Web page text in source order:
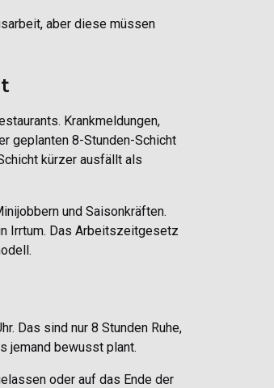
aber diese müssen
Krankmeldungen,
geplanten 8-Stunden-Schicht
kürzer ausfällt als
und Saisonkräften.
Irrtum. Das Arbeitszeitgesetz
Das sind nur 8 Stunden Ruhe,
jemand bewusst plant.
oder auf das Ende der